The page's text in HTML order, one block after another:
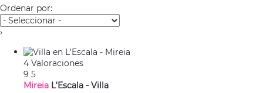
Ordenar por:
›
4 Valoraciones
9 5
Mireia L'Escala - Villa